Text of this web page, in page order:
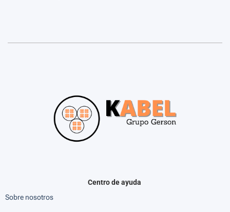
Centro de ayuda
Sobre nosotros